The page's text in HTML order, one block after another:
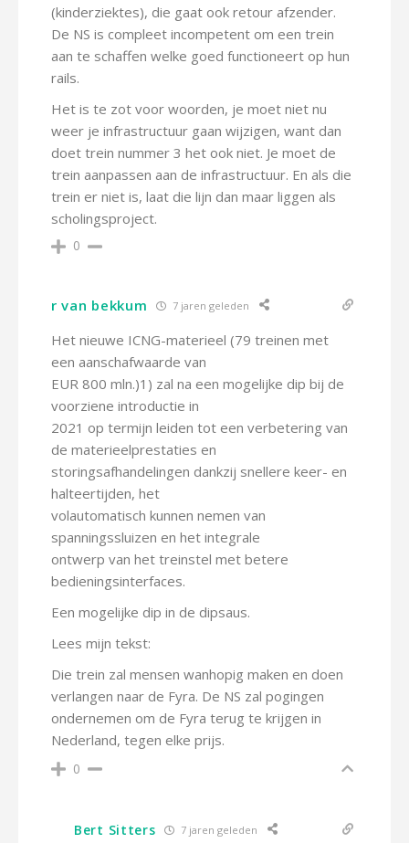
(kinderziektes), die gaat ook retour afzender.
De NS is compleet incompetent om een trein
aan te schaffen welke goed functioneert op hun
rails.
Het is te zot voor woorden, je moet niet nu
weer je infrastructuur gaan wijzigen, want dan
doet trein nummer 3 het ook niet. Je moet de
trein aanpassen aan de infrastructuur. En als die
trein er niet is, laat die lijn dan maar liggen als
scholingsproject.
0
r van bekkum 7 jaren geleden
Het nieuwe ICNG-materieel (79 treinen met
een aanschafwaarde van
EUR 800 mln.)1) zal na een mogelijke dip bij de
voorziene introductie in
2021 op termijn leiden tot een verbetering van
de materieelprestaties en
storingsafhandelingen dankzij snellere keer- en
halteertijden, het
volautomatisch kunnen nemen van
spanningssluizen en het integrale
ontwerp van het treinstel met betere
bedieningsinterfaces.
Een mogelijke dip in de dipsaus.
Lees mijn tekst:
Die trein zal mensen wanhopig maken en doen
verlangen naar de Fyra. De NS zal pogingen
ondernemen om de Fyra terug te krijgen in
Nederland, tegen elke prijs.
0
Bert Sitters 7 jaren geleden